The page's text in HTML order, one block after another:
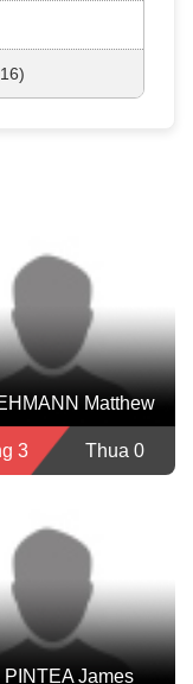
Matthew
3 Thua 0
PINTEA James